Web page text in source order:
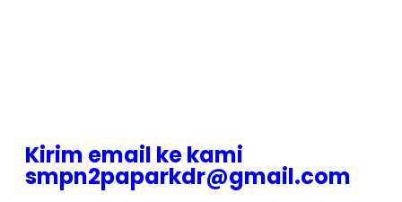
Kirim email ke kami
smpn2paparkdr@gmail.com